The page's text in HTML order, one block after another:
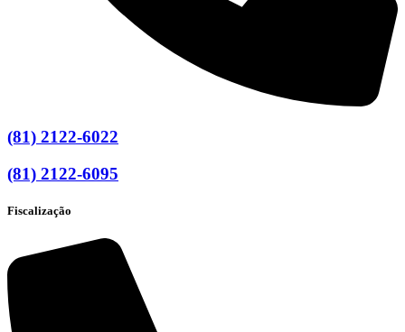
(81) 2122-6022
(81) 2122-6095
Fiscalização